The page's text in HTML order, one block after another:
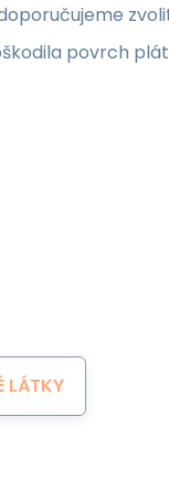
povrch
LÁTKY